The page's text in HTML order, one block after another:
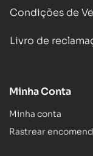
Condições de
Livro de
Minha Conta
Minha conta
Rastrear